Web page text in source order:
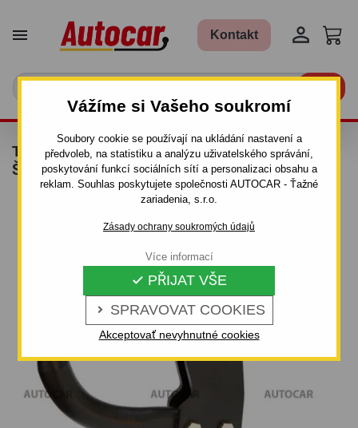
Vážíme si Vašeho soukromí
Soubory cookie se používají na ukládání nastavení a
předvoleb, na statistiku a analýzu uživatelského správání,
poskytování funkcí sociálních sítí a personalizaci obsahu a
reklam. Souhlas poskytujete společnosti AUTOCAR - Ťažné
zariadenia, s.r.o.
Zásady ochrany soukromých údajů
 SPRAVOVAT COOKIES
 PŘIJAT VŠE
Akceptovať nevyhnutné cookies
Více informací
 Kontakt 
TAŽNÉ ZAŘÍZENÍ PRO FORD KGA - AWD -
ŠROUBOVÝ SYSTÉM - OD 2008 DO